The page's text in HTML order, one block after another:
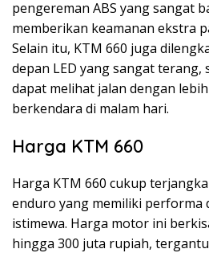
pengereman ABS yang sangat
memberikan keamanan ekstra
Selain itu, KTM 660 juga
depan LED yang sangat terang,
dapat melihat jalan dengan
berkendara di malam hari.
Harga KTM 660
Harga KTM 660 cukup
enduro yang memiliki performa
istimewa. Harga motor ini
hingga 300 juta rupiah,